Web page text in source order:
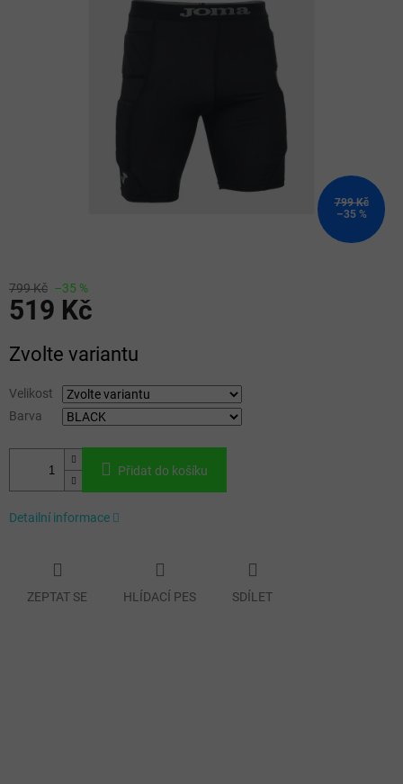
799 Kč
–35 %
799 Kč –35 %
519 Kč
cena:
Zvolte variantu
Velikost
Barva
Přidat do košíku
Detailní informace
ZEPTAT SE HLÍDACÍ PES SDÍLET